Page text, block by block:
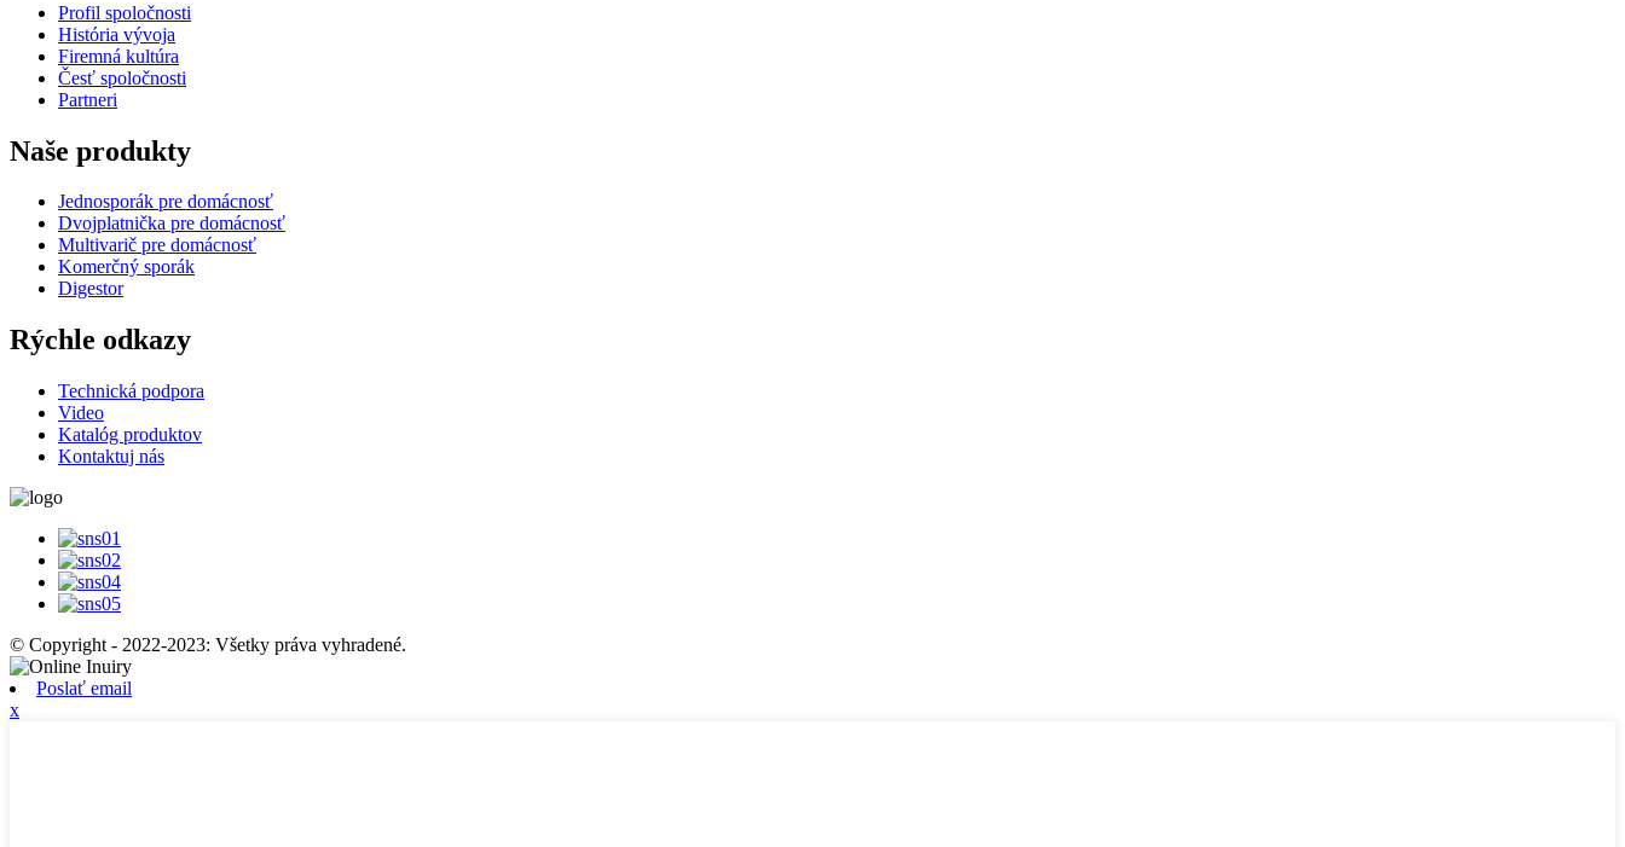
Profil spoločnosti
História vývoja
Firemná kultúra
Česť spoločnosti
Partneri
Naše produkty
Jednosporák pre domácnosť
Dvojplatnička pre domácnosť
Multivarič pre domácnosť
Komerčný sporák
Digestor
Rýchle odkazy
Technická podpora
Video
Katalóg produktov
Kontaktuj nás
© Copyright - 2022-2023: Všetky práva vyhradené.
Poslať email
x